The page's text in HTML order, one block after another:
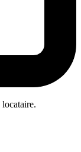
locataire.